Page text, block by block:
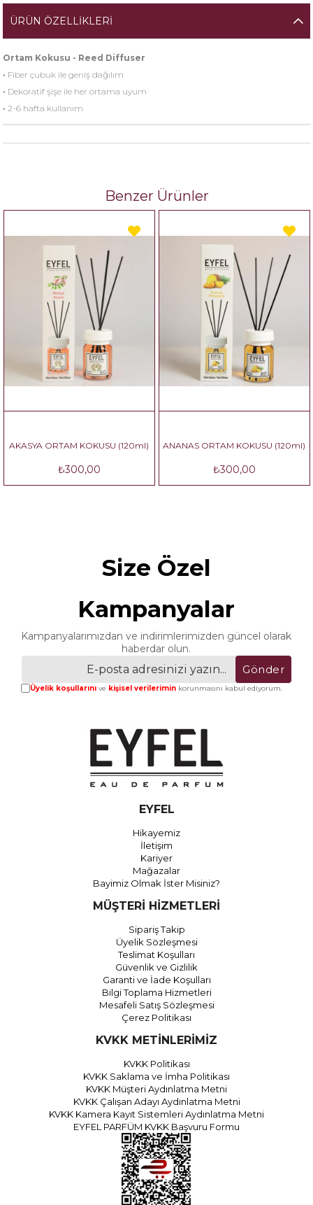
ÜRÜN ÖZELLIKLERI
Ortam Kokusu - Reed Diffuser
· Fiber çubuk ile geniş dağılım
· Dekoratif şişe ile her ortama uyum
· 2-6 hafta kullanım
Benzer Ürünler
AKASYA ORTAM KOKUSU (120ml)
₺300,00
ANANAS ORTAM KOKUSU (120ml)
₺300,00
Size Özel
Kampanyalar
Kampanyalarımızdan ve indirimlerimizden güncel olarak
haberdar olun.
Gönder
Üyelik koşullarınıve kişisel verileriminkorunmasını kabul ediyorum.
EYFEL
Hikayemiz
İletişim
Kariyer
Mağazalar
Bayimiz Olmak İster Misiniz?
MÜŞTERİ HİZMETLERİ
Sipariş Takip
Üyelik Sözleşmesi
Teslimat Koşulları
Güvenlik ve Gizlilik
Garanti ve İade Koşulları
Bilgi Toplama Hizmetleri
Mesafeli Satış Sözleşmesi
Çerez Politikası
KVKK METİNLERİMİZ
KVKK Politikası
KVKK Saklama ve İmha Politikası
KVKK Müşteri Aydınlatma Metni
KVKK Çalışan Adayı Aydınlatma Metni
KVKK Kamera Kayıt Sistemleri Aydınlatma Metni
EYFEL PARFÜM KVKK Başvuru Formu